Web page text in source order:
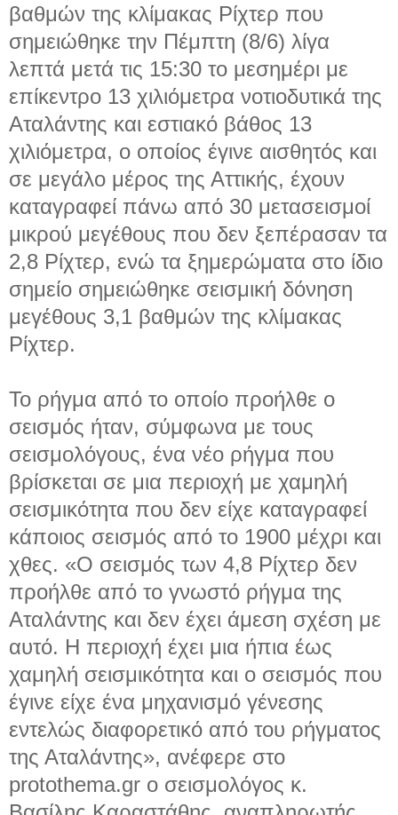
βαθμών της κλίμακας Ρίχτερ που
σημειώθηκε την Πέμπτη (8/6) λίγα
λεπτά μετά τις 15:30 το μεσημέρι με
επίκεντρο 13 χιλιόμετρα νοτιοδυτικά της
Αταλάντης και εστιακό βάθος 13
χιλιόμετρα, ο οποίος έγινε αισθητός και
σε μεγάλο μέρος της Αττικής, έχουν
καταγραφεί πάνω από 30 μετασεισμοί
μικρού μεγέθους που δεν ξεπέρασαν τα
2,8 Ρίχτερ, ενώ τα ξημερώματα στο ίδιο
σημείο σημειώθηκε σεισμική δόνηση
μεγέθους 3,1 βαθμών της κλίμακας
Ρίχτερ.
Το ρήγμα από το οποίο προήλθε ο
σεισμός ήταν, σύμφωνα με τους
σεισμολόγους, ένα νέο ρήγμα που
βρίσκεται σε μια περιοχή με χαμηλή
σεισμικότητα που δεν είχε καταγραφεί
κάποιος σεισμός από το 1900 μέχρι και
χθες. «Ο σεισμός των 4,8 Ρίχτερ δεν
προήλθε από το γνωστό ρήγμα της
Αταλάντης και δεν έχει άμεση σχέση με
αυτό. Η περιοχή έχει μια ήπια έως
χαμηλή σεισμικότητα και ο σεισμός που
έγινε είχε ένα μηχανισμό γένεσης
εντελώς διαφορετικό από του ρήγματος
της Αταλάντης», ανέφερε στο
protothema.gr ο σεισμολόγος κ.